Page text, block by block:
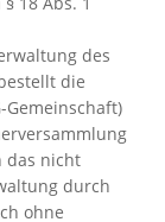
des
die
Gemeinschaft)
das nicht
durch
ohne